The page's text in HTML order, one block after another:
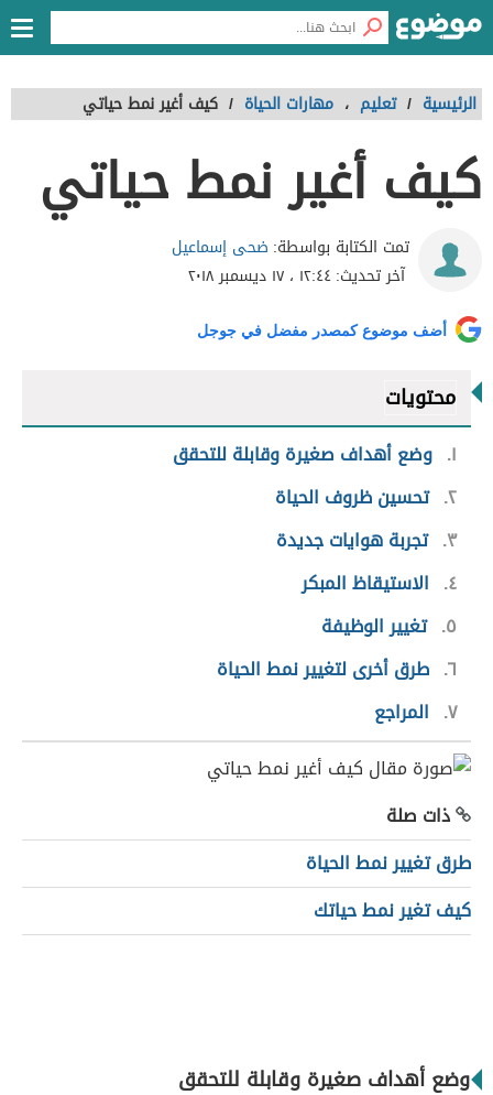
الرئيسية / تعليم ، مهارات الحياة / كيف أغير نمط حياتي
كيف أغير نمط حياتي
تمت الكتابة بواسطة: ضحى إسماعيل
آخر تحديث:١٢:٤٤ ، ١٧ ديسمبر ٢٠١٨
أضف موضوع كمصدر مفضل في جوجل
محتويات
١ وضع أهداف صغيرة وقابلة للتحقق
٢ تحسين ظروف الحياة
٣ تجربة هوايات جديدة
٤
الاستيقاظ المبكر
٥ تغيير الوظيفة
٦ طرق أخرى لتغيير نمط الحياة
٧ المراجع
ذات صلة
طرق تغيير نمط الحياة
كيف تغير نمط حياتك
وضع أهداف صغيرة وقابلة للتحقق